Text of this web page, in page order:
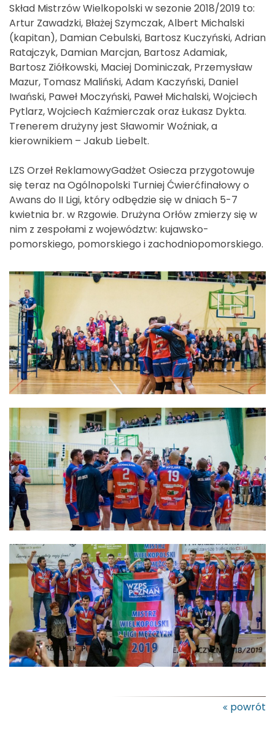
Skład Mistrzów Wielkopolski w sezonie 2018/2019 to:
Artur Zawadzki, Błażej Szymczak, Albert Michalski
(kapitan), Damian Cebulski, Bartosz Kuczyński, Adrian
Ratajczyk, Damian Marcjan, Bartosz Adamiak,
Bartosz Ziółkowski, Maciej Dominiczak, Przemysław
Mazur, Tomasz Maliński, Adam Kaczyński, Daniel
Iwański, Paweł Moczyński, Paweł Michalski, Wojciech
Pytlarz, Wojciech Kaźmierczak oraz Łukasz Dykta.
Trenerem drużyny jest Sławomir Woźniak, a
kierownikiem – Jakub Liebelt.
LZS Orzeł ReklamowyGadżet Osiecza przygotowuje
się teraz na Ogólnopolski Turniej Ćwierćfinałowy o
Awans do II Ligi, który odbędzie się w dniach 5-7
kwietnia br. w Rzgowie. Drużyna Orłów zmierzy się w
nim z zespołami z województw: kujawsko-
pomorskiego, pomorskiego i zachodniopomorskiego.
powrót